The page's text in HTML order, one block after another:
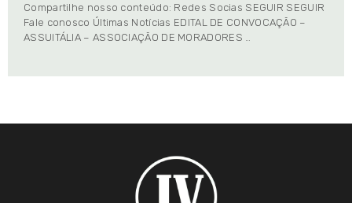
Compartilhe nosso conteúdo: Redes Socias SEGUIR SEGUIR
Fale conosco Últimas Notícias EDITAL DE CONVOCAÇÃO –
ASSUITÁLIA – ASSOCIAÇÃO DE MORADORES …